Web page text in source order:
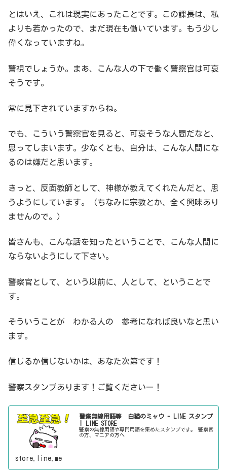
とはいえ、これは現実にあったことです。この課長は、私
よりも若かったので、まだ現在も働いています。もう少し
偉くなっていますね。
警視でしょうか。まあ、こんな人の下で働く警察官は可哀
そうです。
常に見下されていますからね。
でも、こういう警察官を見ると、可哀そうな人間だなと、
思ってしまいます。少なくとも、自分は、こんな人間にな
るのは嫌だと思います。
きっと、反面教師として、神様が教えてくれたんだと、思
うようにしています。（ちなみに宗教とか、全く興味あり
ませんので。）
皆さんも、こんな話を知ったということで、こんな人間に
ならないようにして下さい。
警察官として、という以前に、人として、ということで
す。
そういうことが わかる人の 参考になれば良いなと思い
ます。
信じるか信じないかは、あなた次第です！
警察スタンプあります！ご覧くださいー！
警察無線用語等 白猫のミャウ - LINE スタンプ
| LINE STORE
警察の無線用語や専門用語を集めたスタンプです。 警察官
の方、マニアの方へ
store.line.me